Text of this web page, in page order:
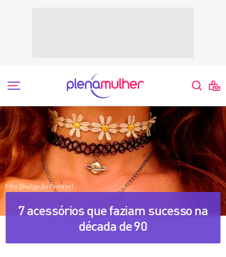
Relembre
Foto: Divulgação Pinterest
7 acessórios que faziam sucesso na
década de 90